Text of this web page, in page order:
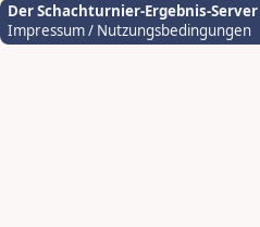
Der Schachturnier-Ergebnis-Server
Impressum / Nutzungsbedingungen